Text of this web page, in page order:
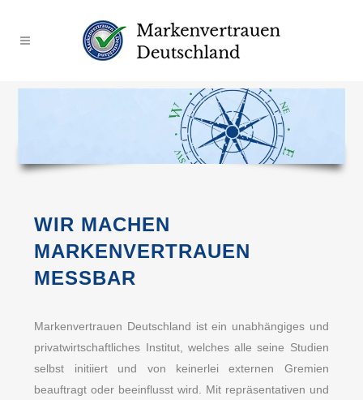
WIR MACHEN
MARKENVERTRAUEN
MESSBAR
Markenvertrauen Deutschland ist ein unabhängiges und
privatwirtschaftliches Institut, welches alle seine Studien
selbst initiiert und von keinerlei externen Gremien
beauftragt oder beeinflusst wird. Mit repräsentativen und